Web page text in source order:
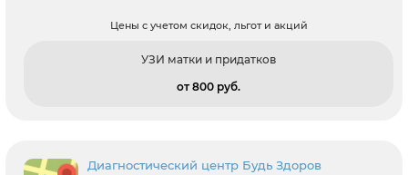
Цены с учетом скидок, льгот и акций
УЗИ матки и придатков
от 800 pуб.
Диагностический центр Будь Здоров